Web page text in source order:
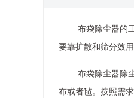
布袋除尘器的
要靠扩散和筛分效
布袋除尘器除
布或者毡。按照需